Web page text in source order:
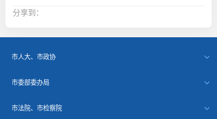
分享到：
市人大、市政协
市委部委办局
市法院、市检察院